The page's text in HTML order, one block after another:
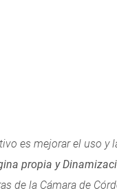
es mejorar el uso
propia y
de la Cámara de